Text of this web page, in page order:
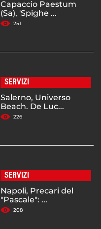
Capaccio Paestum
(Sa), 'Spighe ...
251
SERVIZI
Salerno, Universo
Beach. De Luc...
226
SERVIZI
Napoli, Precari del
"Pascale": ...
208